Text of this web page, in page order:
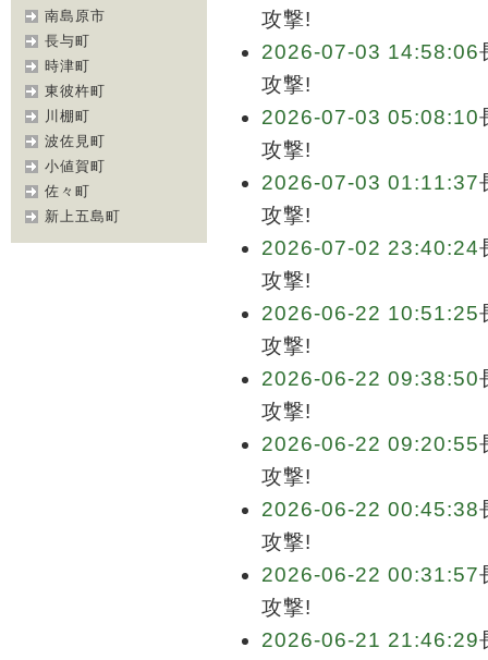
南島原市
長与町
時津町
東彼杵町
川棚町
波佐見町
小値賀町
佐々町
新上五島町
攻撃!
2026-07-03 14:58:06
攻撃!
2026-07-03 05:08:10
攻撃!
2026-07-03 01:11:37
攻撃!
2026-07-02 23:40:24
攻撃!
2026-06-22 10:51:25
攻撃!
2026-06-22 09:38:50
攻撃!
2026-06-22 09:20:55
攻撃!
2026-06-22 00:45:38
攻撃!
2026-06-22 00:31:57
攻撃!
2026-06-21 21:46:29